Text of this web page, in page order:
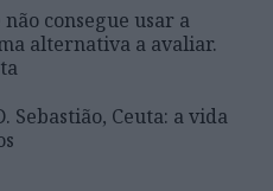
consegue usar a
alternativa a avaliar.
Sebastião, Ceuta: a vida